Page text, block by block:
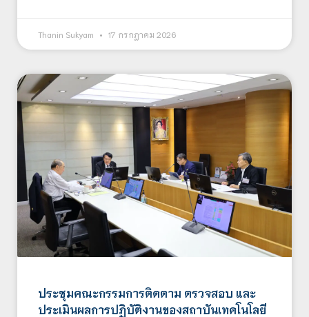
Thanin Sukyam 17 กรกฎาคม 2026
ประชุมคณะกรรมการติดตาม ตรวจสอบ และ
ประเมินผลการปฏิบัติงานของสถาบันเทคโนโลยี